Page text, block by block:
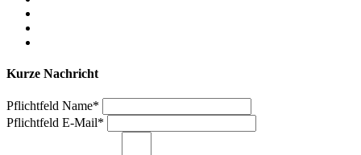
Kurze Nachricht
Pflichtfeld Name*
Pflichtfeld E-Mail*